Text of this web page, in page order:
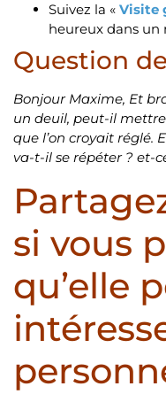
Suivez la « Visite
heureux dans un
Question
Bonjour Maxime, Et
un deuil, peut-il
que l’on croyait réglé.
va-t-il se répéter ? et-
si vous
qu’elle